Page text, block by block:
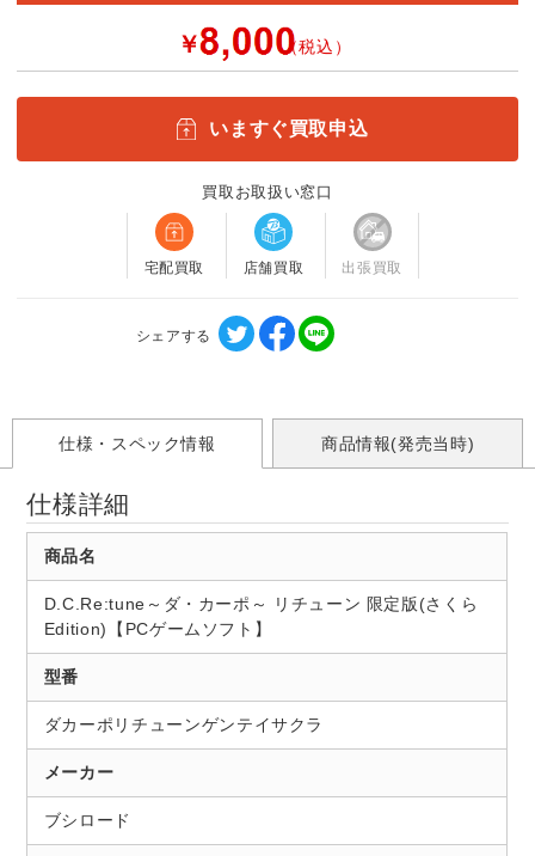
￥ （税込）
いますぐ買取申込
買取お取扱い窓口
宅配買取 店舗買取 出張買取
シェアする
仕様・スペック情報 商品情報(発売当時)
仕様詳細
商品名
D.C.Re:tune～ダ・カーポ～ リチューン 限定版(さくら
Edition)【PCゲームソフト】
型番
ダカーポリチューンゲンテイサクラ
メーカー
ブシロード